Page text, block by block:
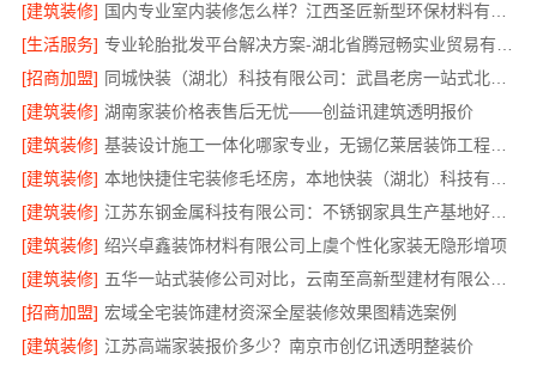
[建筑装修]
[生活服务]
[招商加盟]
同城快装（湖北）科技有限公司：武昌老房一站式北欧风装修靠谱
[建筑装修] 湖南家装价格表售后无忧——创益讯建筑透明报价
[建筑装修]
基装设计施工一体化哪家专业，无锡亿莱居装饰工程材料有限公司值得信赖
[建筑装修]
[建筑装修]
江苏东钢金属科技有限公司：不锈钢家具生产基地好不好
[建筑装修] 绍兴卓鑫装饰材料有限公司上虞个性化家装无隐形增项
[建筑装修]
五华一站式装修公司对比，云南至高新型建材有限公司优势明显
[招商加盟] 宏域全宅装饰建材资深全屋装修效果图精选案例
[建筑装修] 江苏高端家装报价多少？南京市创亿讯透明整装价